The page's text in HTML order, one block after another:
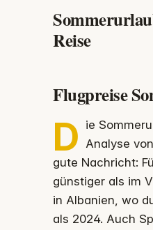
Reise
Flugpreise
D ie
Analyse
gute Nachricht:
günstiger als im
in Albanien, wo
als 2024. Auch